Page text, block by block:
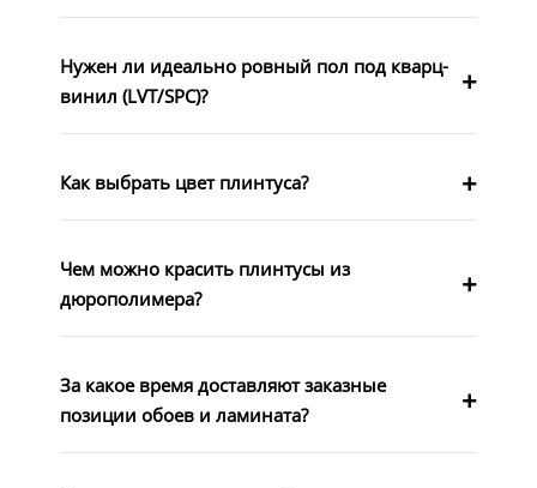
Нужен ли идеально ровный пол под кварц-
винил (LVT/SPC)?
Как выбрать цвет плинтуса?
Чем можно красить плинтусы из
дюрополимера?
За какое время доставляют заказные
позиции обоев и ламината?